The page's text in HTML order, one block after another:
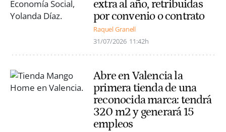
extra al año, retribuidas
por convenio o contrato
Raquel Granell
31/07/2026 11:42h
Abre en Valencia la
primera tienda de una
reconocida marca: tendrá
320 m2 y generará 15
empleos